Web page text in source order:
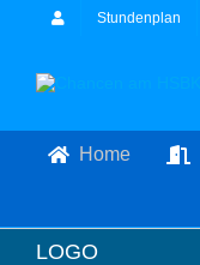
Stundenplan
Home
LOGO